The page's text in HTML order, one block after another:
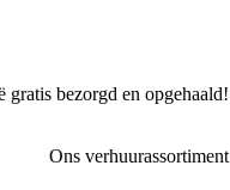
bezorgd en opgehaald!
Ons verhuurassortiment